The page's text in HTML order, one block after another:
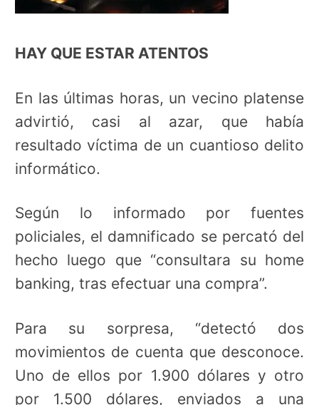
HAY QUE ESTAR ATENTOS
En las últimas horas, un vecino platense
advirtió, casi al azar, que había
resultado víctima de un cuantioso delito
informático.
Según lo informado por fuentes
policiales, el damnificado se percató del
hecho luego que “consultara su home
banking, tras efectuar una compra”.
Para su sorpresa, “detectó dos
movimientos de cuenta que desconoce.
Uno de ellos por 1.900 dólares y otro
por 1.500 dólares, enviados a una